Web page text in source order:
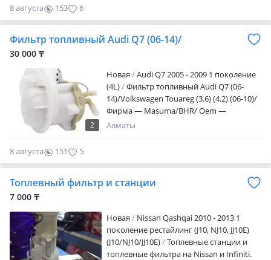
тормозной системы -Запчасти ходой
части -Запчасти трансмисси Мы
34 бутик Так же осущесвляем ДОСТАВКУ
по средствам Яндекс курьера в пределах
границ города Работаем ежедневно без
перерывов и выходных с 9.00 до 18.00
Также цена может меняться! Точную
8 августа 153 6
Фильтр топливный Audi Q7 (06-14)/
30 000 ₸
2
Новая
Audi Q7 2005 - 2009 1 поколение
(4L)
Фильтр топливный Audi Q7 (06-
14)/Volkswagen Touareg (3.6) (4.2) (06-10)/
Фирма — Masuma/BHR/ Oem —
MFFE0072/7L8919679/PF3954/06332/LF85
Алматы
8 августа 151 5
Топлевный фильтр и станции
7 000 ₸
Новая
Nissan Qashqai 2010 - 2013 1
поколение рестайлинг (J10, NJ10, JJ10E)
(J10/NJ10/JJ10E)
Топлевные станции и
топлевные фильтра на Nissan и Infiniti.